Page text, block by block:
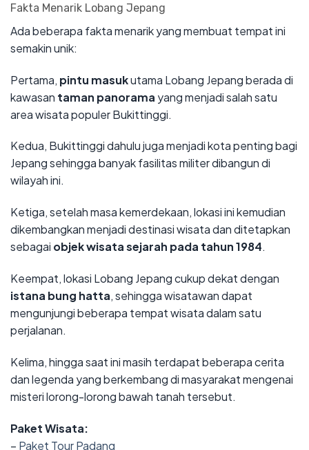
Fakta Menarik Lobang Jepang
Ada beberapa fakta menarik yang membuat tempat ini
semakin unik:
Pertama, pintu masukutama Lobang Jepang berada di
kawasan taman panorama yang menjadi salah satu
area wisata populer Bukittinggi.
Kedua, Bukittinggi dahulu juga menjadi kota penting bagi
Jepang sehingga banyak fasilitas militer dibangun di
wilayah ini.
Ketiga, setelah masa kemerdekaan, lokasi ini kemudian
dikembangkan menjadi destinasi wisata dan ditetapkan
sebagai objek wisata sejarah pada tahun 1984.
Keempat, lokasi Lobang Jepang cukup dekat dengan
istana bung hatta, sehingga wisatawan dapat
mengunjungi beberapa tempat wisata dalam satu
perjalanan.
Kelima, hingga saat ini masih terdapat beberapa cerita
dan legenda yang berkembang di masyarakat mengenai
misteri lorong-lorong bawah tanah tersebut.
Paket Wisata:
– Paket Tour Padang